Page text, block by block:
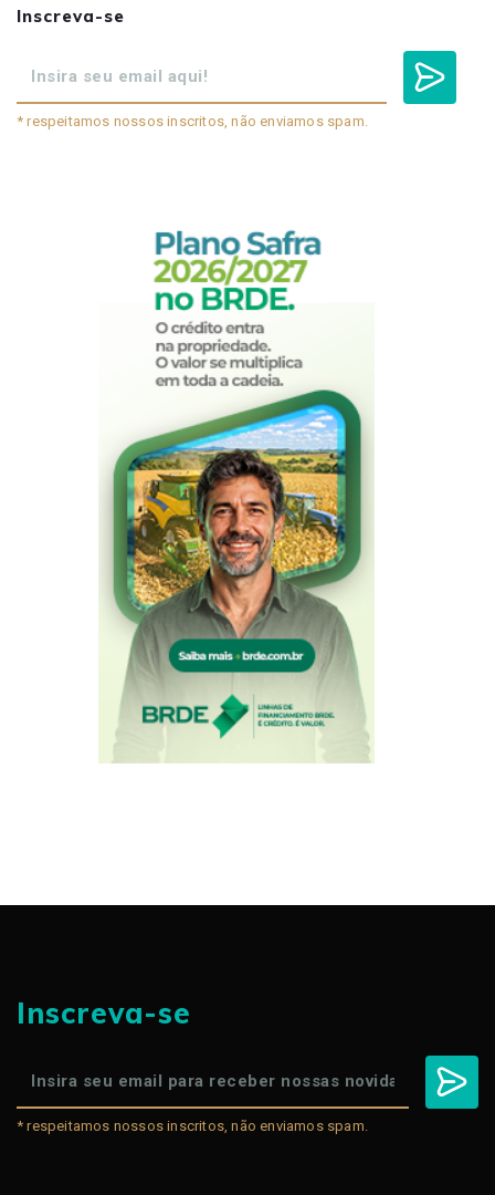
Inscreva-se
* respeitamos nossos inscritos, não enviamos spam.
Inscreva-se
* respeitamos nossos inscritos, não enviamos spam.